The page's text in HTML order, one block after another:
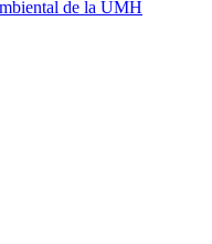
de la UMH